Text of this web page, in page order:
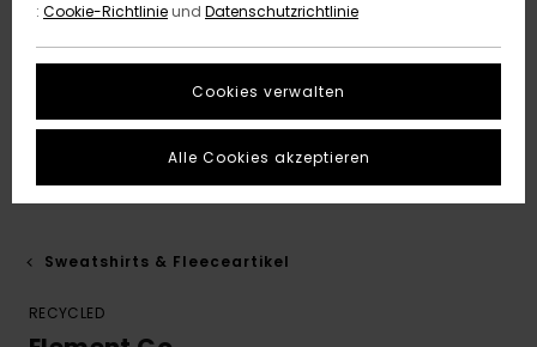
Sweatshirts & Fleeceartikel
RECYCLED
: Cookie-Richtlinieund Datenschutzrichtlinie
Cookies verwalten
Alle Cookies akzeptieren